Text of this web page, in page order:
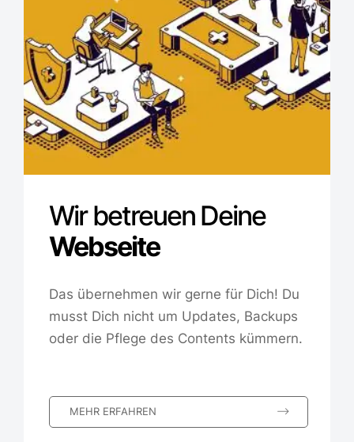
Wir betreuen Deine
Webseite
Das übernehmen wir gerne für Dich! Du
musst Dich nicht um Updates, Backups
oder die Pflege des Contents kümmern.
MEHR ERFAHREN